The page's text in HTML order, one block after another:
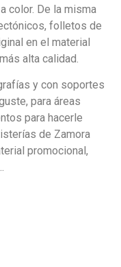
color. De la misma
folletos de
en el material
alta calidad.
y con soportes
para áreas
para hacerle
de Zamora
promocional,